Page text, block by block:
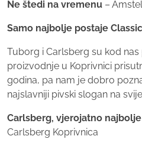
Ne štedi na vremenu – Amstel
Samo najbolje postaje Classic
Tuborg i Carlsberg su kod
proizvodnje u Koprivnici
godina, pa nam je dobro
najslavniji pivski slogan na
Carlsberg, vjerojatno
Carlsberg Koprivnica